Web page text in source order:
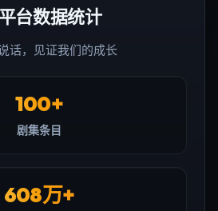
平台数据统计
话，见证我们的成长
100+
剧集条目
608万+